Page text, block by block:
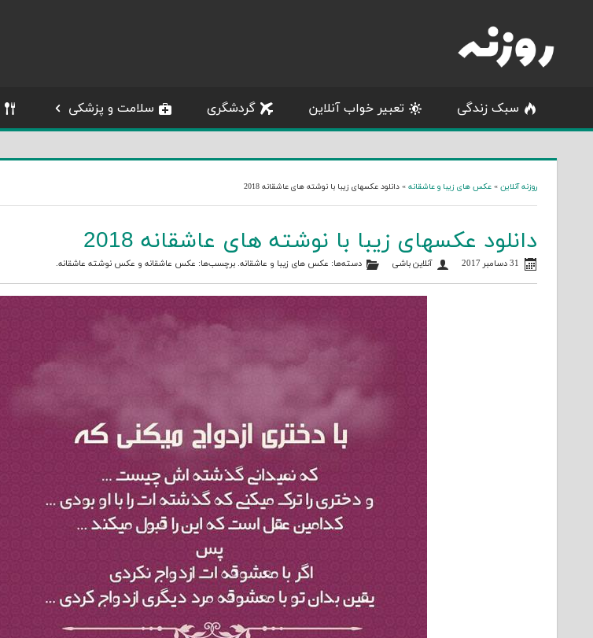
content
سبک زندگی تعبیر خواب آنلاین گردشگری سلامت و پزشکی
روزنه آنلاین »عکس های زیبا و عاشقانه »دانلود عکسهای زیبا با نوشته های عاشقانه 2018
دانلود عکسهای زیبا با نوشته های عاشقانه 2018
31 دسامبر 2017 آنلاین باشی دسته‌ها: عکس های زیبا و عاشقانه. برچسب‌ها: عکس عاشقانه و عکس نوشته عاشقانه.